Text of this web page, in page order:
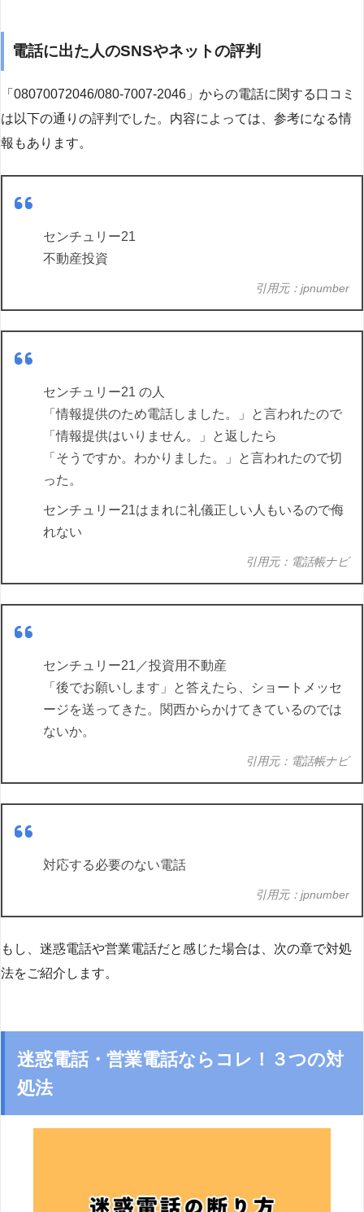
電話に出た人のSNSやネットの評判
「08070072046/080-7007-2046」からの電話に関する口コミ
は以下の通りの評判でした。内容によっては、参考になる情
報もあります。
センチュリー21
不動産投資
引用元：jpnumber
センチュリー21 の人
「情報提供のため電話しました。」と言われたので
「情報提供はいりません。」と返したら
「そうですか。わかりました。」と言われたので切
った。
センチュリー21はまれに礼儀正しい人もいるので侮
れない
引用元：電話帳ナビ
センチュリー21／投資用不動産
「後でお願いします」と答えたら、ショートメッセ
ージを送ってきた。関西からかけてきているのでは
ないか。
引用元：電話帳ナビ
対応する必要のない電話
引用元：jpnumber
もし、迷惑電話や営業電話だと感じた場合は、次の章で対処
法をご紹介します。
迷惑電話・営業電話ならコレ！３つの対
処法